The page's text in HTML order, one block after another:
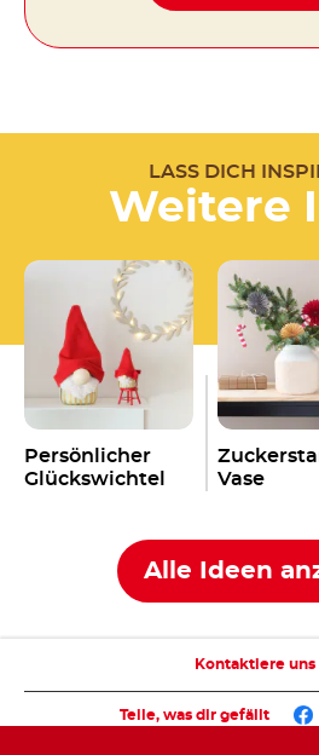
LASS DICH
Weitere
Persönlicher
Glückswichtel
Vase
Alle Ideen
Teile, was dir gefällt
Kontaktiere uns